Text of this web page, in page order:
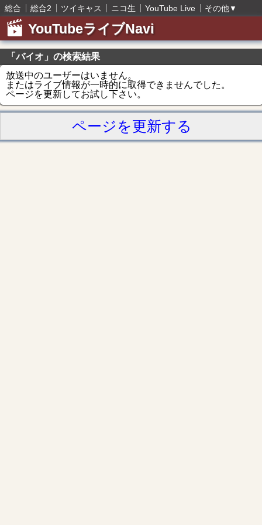
総合 総合2 ツイキャス ニコ生 YouTube Live その他▼
YouTubeライブNavi
「バイオ」の検索結果
放送中のユーザーはいません。
またはライブ情報が一時的に取得できませんでした。
ページを更新してお試し下さい。
ページを更新する